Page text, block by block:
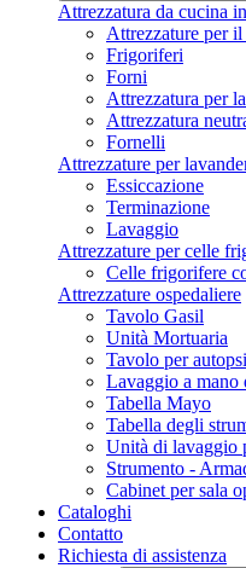
Attrezzatura da cucina
Attrezzature per
Frigoriferi
Forni
Attrezzatura per
Attrezzatura
Fornelli
Attrezzature per
Essiccazione
Terminazione
Lavaggio
Attrezzature per celle
Celle frigorifere
Attrezzature ospedaliere
Tavolo Gasil
Unità Mortuaria
Tavolo per
Lavaggio a mano
Tabella Mayo
Tabella degli
Unità di lavaggio
Strumento -
Cabinet per sala
Cataloghi
Contatto
Richiesta di assistenza